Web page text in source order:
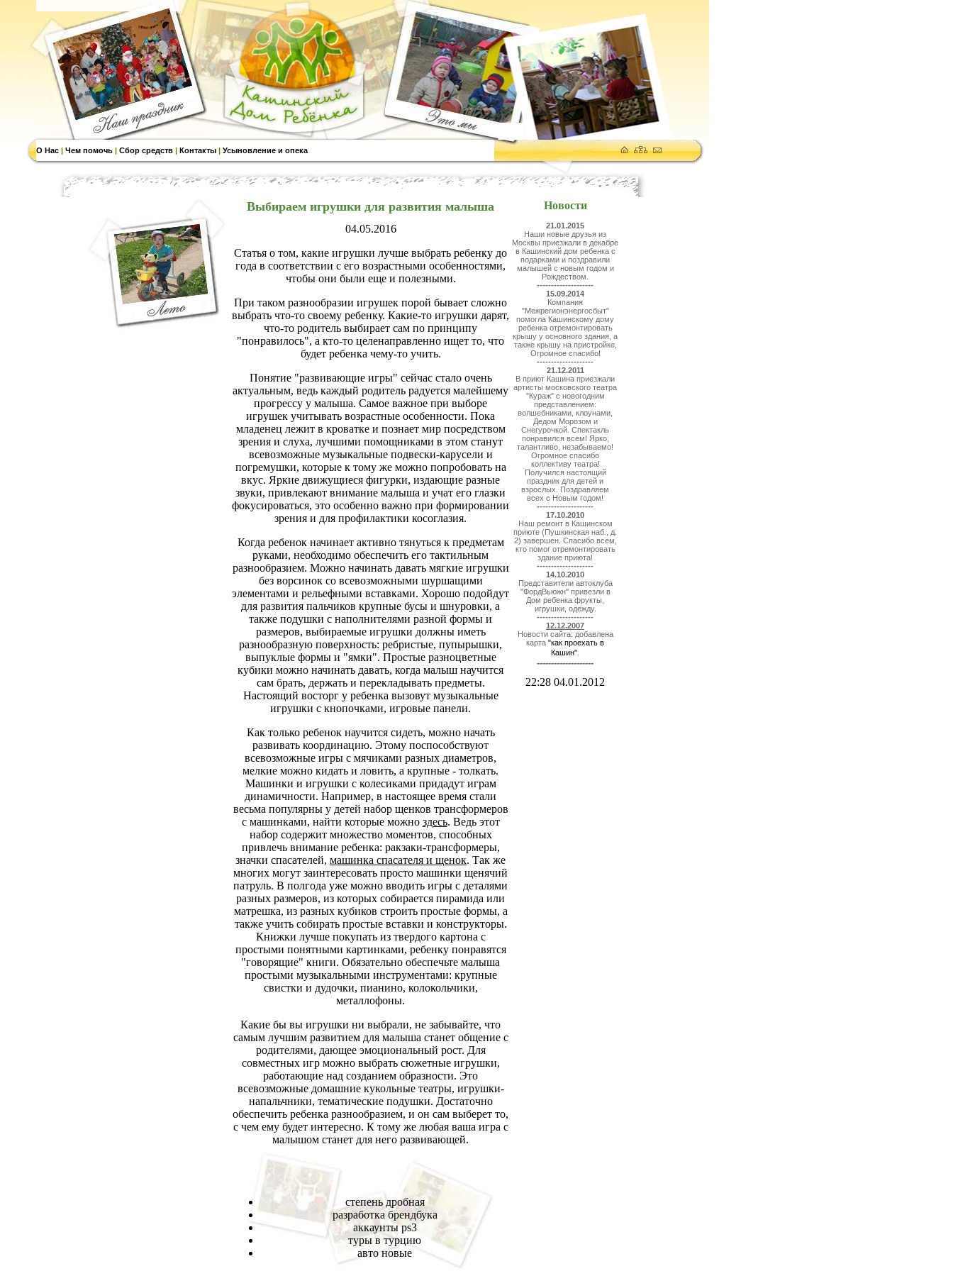
О Нас | Чем помочь | Сбор средств | Контакты | Усыновление и опека
Выбираем игрушки для развития малыша
04.05.2016
Статья о том, какие игрушки лучше выбрать ребенку до
года в соответствии с его возрастными особенностями,
чтобы они были еще и полезными.
При таком разнообразии игрушек порой бывает сложно
выбрать что-то своему ребенку. Какие-то игрушки дарят,
что-то родитель выбирает сам по принципу
"понравилось", а кто-то целенаправленно ищет то, что
будет ребенка чему-то учить.
Понятие "развивающие игры" сейчас стало очень
актуальным, ведь каждый родитель радуется малейшему
прогрессу у малыша. Самое важное при выборе
игрушек учитывать возрастные особенности. Пока
младенец лежит в кроватке и познает мир посредством
зрения и слуха, лучшими помощниками в этом станут
всевозможные музыкальные подвески-карусели и
погремушки, которые к тому же можно попробовать на
вкус. Яркие движущиеся фигурки, издающие разные
звуки, привлекают внимание малыша и учат его глазки
фокусироваться, это особенно важно при формировании
зрения и для профилактики косоглазия.
Когда ребенок начинает активно тянуться к предметам
руками, необходимо обеспечить его тактильным
разнообразием. Можно начинать давать мягкие игрушки
без ворсинок со всевозможными шуршащими
элементами и рельефными вставками. Хорошо подойдут
для развития пальчиков крупные бусы и шнуровки, а
также подушки с наполнителями разной формы и
размеров, выбираемые игрушки должны иметь
разнообразную поверхность: ребристые, пупырышки,
выпуклые формы и "ямки". Простые разноцветные
кубики можно начинать давать, когда малыш научится
сам брать, держать и перекладывать предметы.
Настоящий восторг у ребенка вызовут музыкальные
игрушки с кнопочками, игровые панели.
Как только ребенок научится сидеть, можно начать
развивать координацию. Этому поспособствуют
всевозможные игры с мячиками разных диаметров,
мелкие можно кидать и ловить, а крупные - толкать.
Машинки и игрушки с колесиками придадут играм
динамичности. Например, в настоящее время стали
весьма популярны у детей набор щенков трансформеров
с машинками, найти которые можно здесь. Ведь этот
набор содержит множество моментов, способных
привлечь внимание ребенка: ракзаки-трансформеры,
значки спасателей, машинка спасателя и щенок. Так же
многих могут заинтересовать просто машинки щенячий
патруль. В полгода уже можно вводить игры с деталями
разных размеров, из которых собирается пирамида или
матрешка, из разных кубиков строить простые формы, а
также учить собирать простые вставки и конструкторы.
Книжки лучше покупать из твердого картона с
простыми понятными картинками, ребенку понравятся
"говорящие" книги. Обязательно обеспечьте малыша
простыми музыкальными инструментами: крупные
свистки и дудочки, пианино, колокольчики,
металлофоны.
Какие бы вы игрушки ни выбрали, не забывайте, что
самым лучшим развитием для малыша станет общение с
родителями, дающее эмоциональный рост. Для
совместных игр можно выбрать сюжетные игрушки,
работающие над созданием образности. Это
всевозможные домашние кукольные театры, игрушки-
напальчники, тематические подушки. Достаточно
обеспечить ребенка разнообразием, и он сам выберет то,
с чем ему будет интересно. К тому же любая ваша игра с
малышом станет для него развивающей.
степень дробная
разработка брендбука
аккаунты ps3
туры в турцию
авто новые
Новости
21.01.2015
Наши новые друзья из
Москвы приезжали в декабре
в Кашинский дом ребенка с
подарками и поздравили
малышей с новым годом и
Рождеством.
--------------------
15.09.2014
Компания
"Межрегионэнергосбыт"
помогла Кашинскому дому
ребенка отремонтировать
крышу у основного здания, а
также крышу на пристройке,
Огромное спасибо!
--------------------
21.12.2011
В приют Кашина приезжали
артисты московского театра
"Кураж" с новогодним
представлением:
волшебниками, клоунами,
Дедом Морозом и
Снегурочкой. Спектакль
понравился всем! Ярко,
талантливо, незабываемо!
Огромное спасибо
коллективу театра!
Получился настоящий
праздник для детей и
взрослых. Поздравляем
всех с Новым годом!
--------------------
17.10.2010
Наш ремонт в Кашинском
приюте (Пушкинская наб., д.
2) завершен. Спасибо всем,
кто помог отремонтировать
здание приюта!
--------------------
14.10.2010
Представители автоклуба
"ФордВьюжн" привезли в
Дом ребенка фрукты,
игрушки, одежду.
--------------------
12.12.2007
Новости сайта: добавлена
карта "как проехать в
Кашин"
--------------------
22:28 04.01.2012